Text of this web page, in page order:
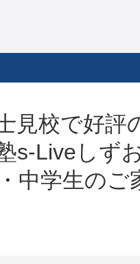
見校で好評
s-Liveしず
中学生のご